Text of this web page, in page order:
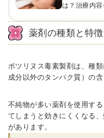
は？治療内
薬剤の種類と特徴
ボツリヌス毒素製剤は、種
成分以外のタンパク質）の
不純物が多い薬剤を使用す
てしまうと効きにくくなる
があります。